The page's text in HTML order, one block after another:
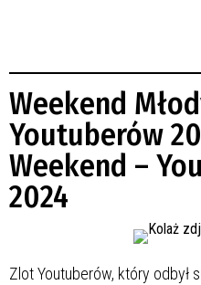
Weekend
Youtuberów
Weekend –
2024
Zlot Youtuberów, który odbył